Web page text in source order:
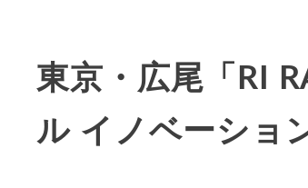
東京・広尾「RI
ル イノベーショ